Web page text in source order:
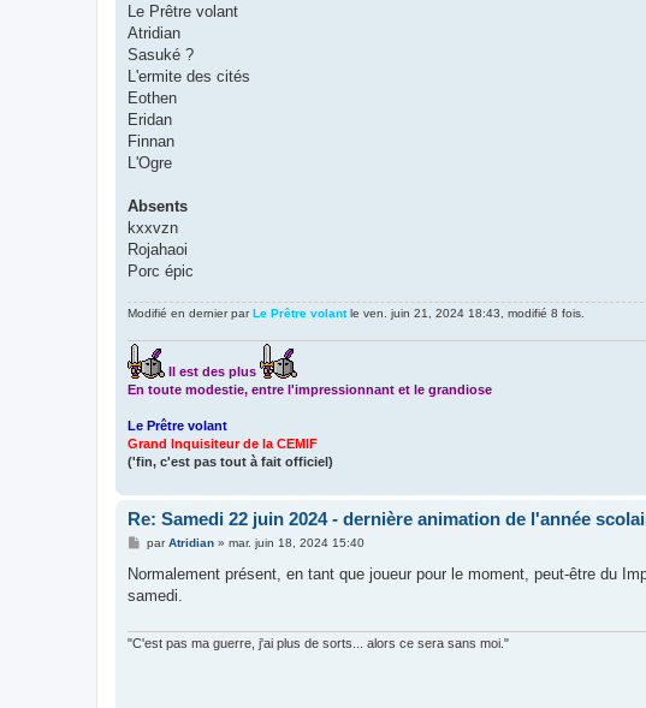
Le Prêtre volant
Atridian
Sasuké ?
L'ermite des cités
Eothen
Eridan
Finnan
L'Ogre
Absents
kxxvzn
Rojahaoi
Porc épic
Modifié en dernier parLe Prêtre volantle ven. juin 21, 2024 18:43, modifié 8 fois.
Il est des plus
En toute modestie, entre l'impressionnant et le grandiose
Le Prêtre volant
Grand Inquisiteur de la CEMIF
('fin, c'est pas tout à fait officiel)
Re: Samedi 22 juin 2024 - dernière animation de l'année
M
s
a
parAtridian» mar. juin 18, 2024 15:40
Normalement présent, en tant que joueur pour le moment, peut-être du
samedi.
"C'est pas ma guerre, j'ai plus de sorts... alors ce sera sans moi."